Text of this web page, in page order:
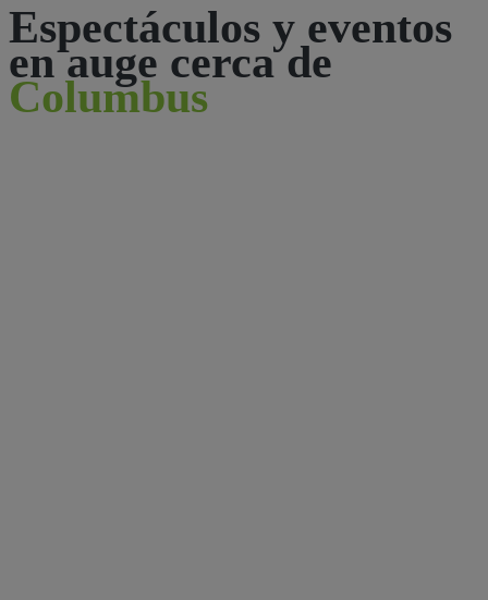
Espectáculos y eventos
en auge cerca de
Columbus